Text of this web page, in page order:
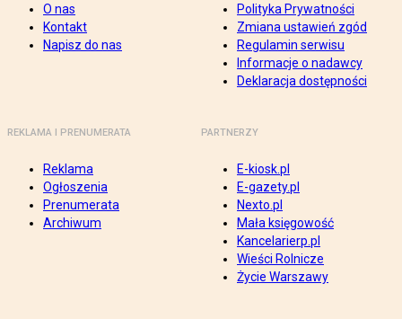
O nas
Kontakt
Napisz do nas
Polityka Prywatności
Zmiana ustawień zgód
Regulamin serwisu
Informacje o nadawcy
Deklaracja dostępności
REKLAMA I PRENUMERATA
Reklama
Ogłoszenia
Prenumerata
Archiwum
PARTNERZY
E-kiosk.pl
E-gazety.pl
Nexto.pl
Mała księgowość
Kancelarierp.pl
Wieści Rolnicze
Życie Warszawy